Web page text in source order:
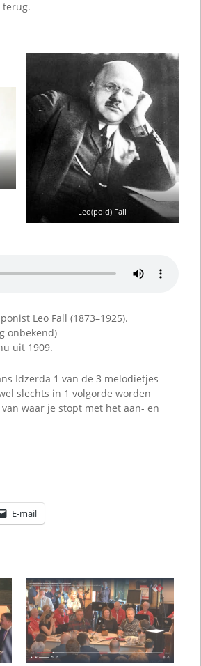
terug.
Leo(pold) Fall
Leo Fall (1873–1925).
onbekend)
uit 1909.
Idzerda 1 van de 3 melodietjes
slechts in 1 volgorde worden
waar je stopt met het aan- en
E-mail